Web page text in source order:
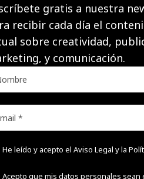
gratis a nuestra
recibir cada día el
sobre creatividad,
y comunicación.
He leído y acepto el Aviso Legal y la
Acepto que mis datos personales sean